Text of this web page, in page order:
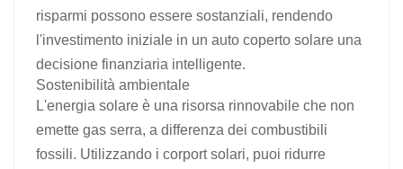
risparmi possono essere sostanziali, rendendo
l'investimento iniziale in un auto coperto solare una
decisione finanziaria intelligente.
Sostenibilità ambientale
L'energia solare è una risorsa rinnovabile che non
emette gas serra, a differenza dei combustibili
fossili. Utilizzando i corport solari, puoi ridurre